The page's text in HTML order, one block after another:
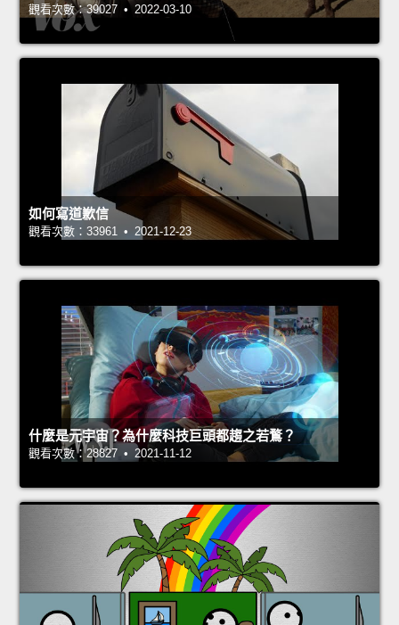
觀看次數：39027 • 2022-03-10
如何寫道歉信
觀看次數：33961 • 2021-12-23
什麼是元宇宙？為什麼科技巨頭都趨之若鶩？
觀看次數：28827 • 2021-11-12